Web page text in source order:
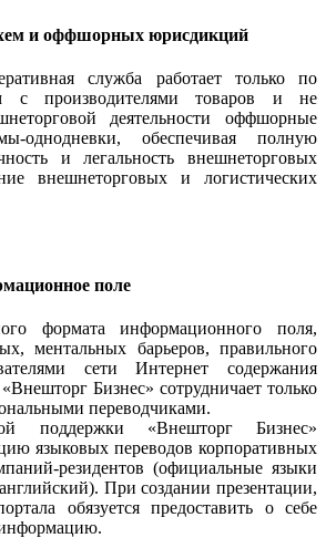
и оффшорных юрисдикций
служба работает только по
с производителями товаров и не
деятельности оффшорные
однодневки, обеспечивая полную
и легальность внешнеторговых
внешнеторговых и логистических
поле
формата информационного поля,
ментальных барьеров, правильного
сети Интернет содержания
Бизнес» сотрудничает только
переводчиками.
поддержки «Внешторг Бизнес»
языковых переводов корпоративных
резидентов (официальные языки
При создании презентации,
обязуется предоставить о себе